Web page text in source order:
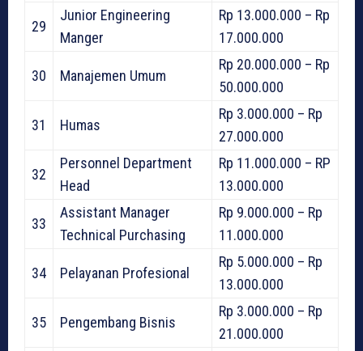
29
Junior Engineering
Manger
Rp 13.000.000 – Rp
17.000.000
30 Manajemen Umum
Rp 20.000.000 – Rp
50.000.000
31 Humas
Rp 3.000.000 – Rp
27.000.000
32
Personnel Department
Head
Rp 11.000.000 – RP
13.000.000
33
Assistant Manager
Technical Purchasing
Rp 9.000.000 – Rp
11.000.000
34 Pelayanan Profesional
Rp 5.000.000 – Rp
13.000.000
35 Pengembang Bisnis
Rp 3.000.000 – Rp
21.000.000